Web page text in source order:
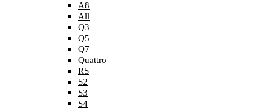
A8
All
Q3
Q5
Q7
Quattro
RS
S2
S3
S4